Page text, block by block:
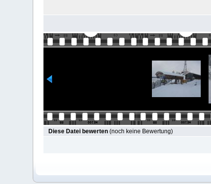
Diese Datei bewerten(noch keine Bewertung)